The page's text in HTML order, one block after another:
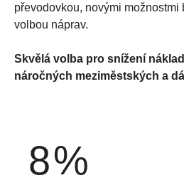
převodovkou, novými možnostmi
volbou náprav.
Skvělá volba pro snížení
náročných meziměstských a
8%